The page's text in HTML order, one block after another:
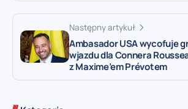
Następny artykuł
Ambasador USA wycofuje
wjazdu dla Connera
z Maxime’em Prévotem